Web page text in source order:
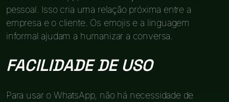
pessoal. Isso cria uma relação próxima entre a
empresa e o cliente. Os emojis e a linguagem
informal ajudam a humanizar a conversa.
FACILIDADE DE USO
Para usar o WhatsApp, não há necessidade de